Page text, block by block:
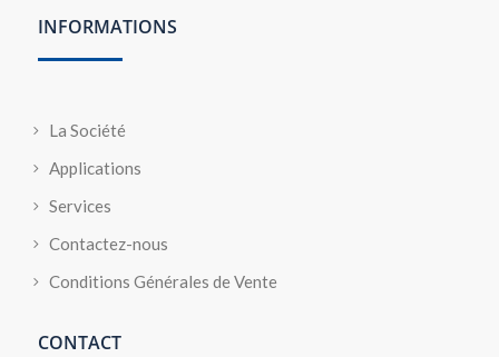
INFORMATIONS
La Société
Applications
Services
Contactez-nous
Conditions Générales de Vente
CONTACT